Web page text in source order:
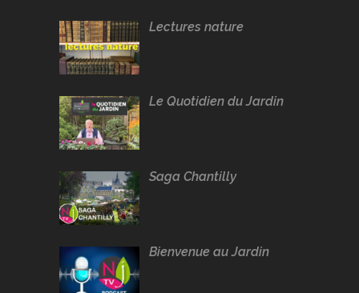
Lectures nature
Le Quotidien du Jardin
Saga Chantilly
Bienvenue au Jardin